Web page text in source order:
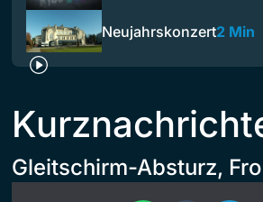
Neujahrskonzert2 Min
Gleitschirm-Absturz,